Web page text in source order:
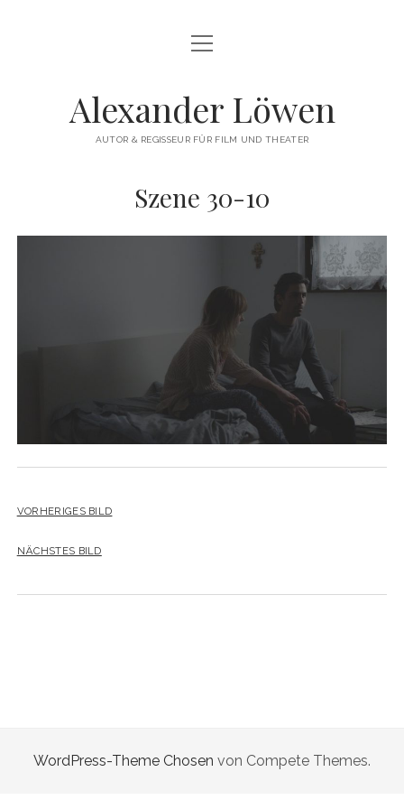
HERZLICH WILLKOMMEN
DREHBUCH & FILMREGIE
COMMERCIAL
instagram
Menü
öffnen
Alexander Löwen
AUTOR & REGISSEUR FÜR FILM UND THEATER
Szene 30-10
VORHERIGES BILD
NÄCHSTES BILD
WordPress-Theme Chosen von Compete Themes.